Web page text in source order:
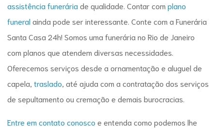
assistência funeráriade qualidade. Contar com plano
funeral ainda pode ser interessante. Conte com a Funerária
Santa Casa 24h! Somos uma funerária no Rio de Janeiro
com planos que atendem diversas necessidades.
Oferecemos serviços desde a ornamentação e aluguel de
capela, traslado, até ajuda com a contratação dos serviços
de sepultamento ou cremação e demais burocracias.
Entre em contato conosco e entenda como podemos lhe